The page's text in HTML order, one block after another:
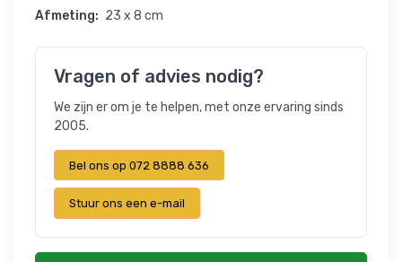
Afmeting: 23 x 8 cm
Vragen of advies nodig?
We zijn er om je te helpen, met onze ervaring sinds
2005.
Bel ons op 072 8888 636
Stuur ons een e-mail